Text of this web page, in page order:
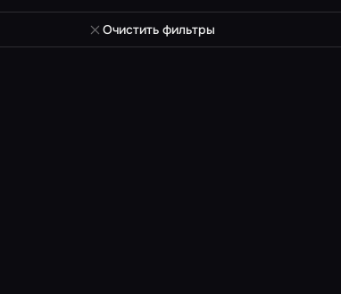
Очистить фильтры